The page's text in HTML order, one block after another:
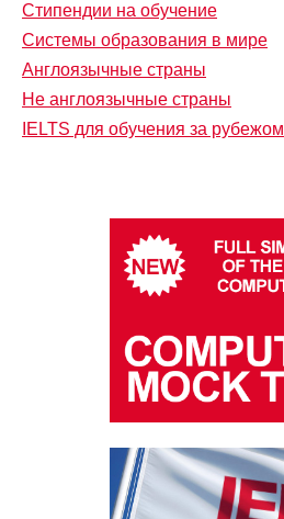
Стипендии на обучение
Системы образования в мире
Англоязычные страны
Не англоязычные страны
IELTS для обучения за рубежом